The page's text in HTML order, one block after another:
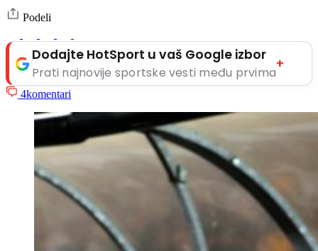
Podeli
Dodajte HotSport u vaš Google izbor
Prati najnovije sportske vesti među prvima
+
4komentari